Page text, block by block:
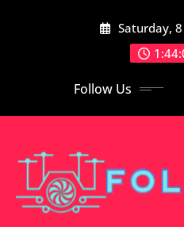
Saturday,
Follow Us